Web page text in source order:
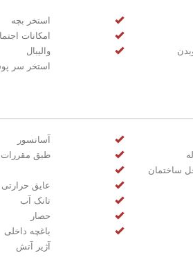
استخر بچه
امکانات
والیبال
استخر سر
آسانسور
طبق مقررات
ساختمان
عایق حرارتی
تانک آب
حصار
باغچه داخلی
آژیر آتش